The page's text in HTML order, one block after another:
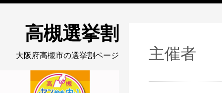
高槻選挙割
大阪府高槻市の選挙割ページ 主催者